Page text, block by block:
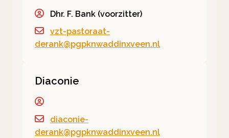
Dhr. F. Bank (voorzitter)
vzt-pastoraat-
derank@pgpknwaddinxveen.nl
Diaconie
diaconie-
derank@pgpknwaddinxveen.nl